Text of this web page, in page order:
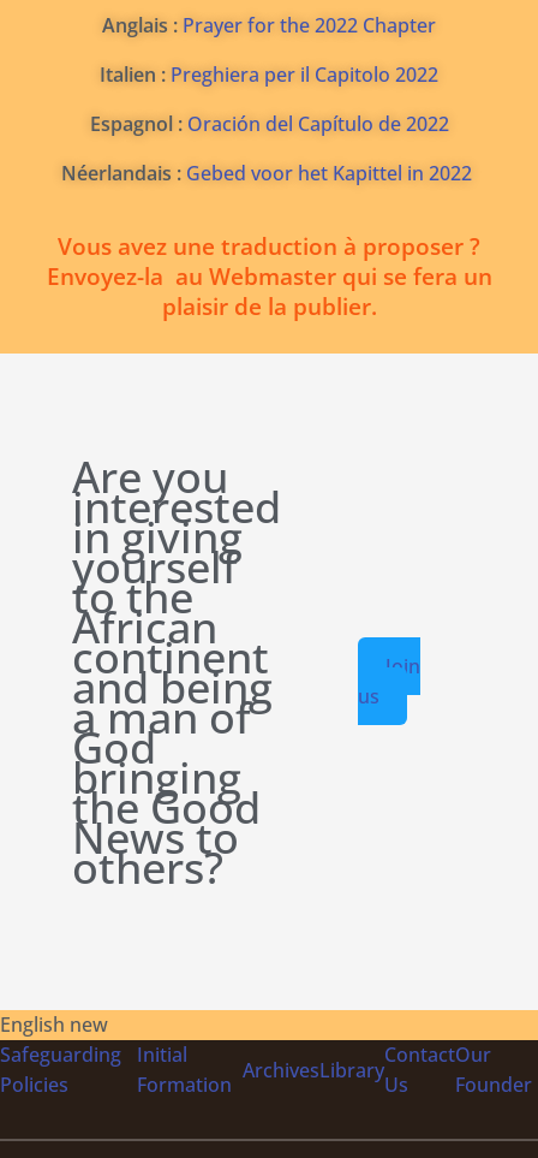
Anglais : Prayer for the 2022 Chapter
Italien : Preghiera per il Capitolo 2022
Espagnol : Oración del Capítulo de 2022
Néerlandais : Gebed voor het Kapittel in 2022
Vous avez une traduction à proposer ?
Envoyez-la au Webmaster qui se fera un
plaisir de la publier.
Are you
interested
in giving
yourself
to the
African
continent
and being
a man of
God
bringing
the Good
News to
others?
Join
us
English new
Safeguarding
Policies
Initial
Formation
ArchivesLibrary
Contact
Us
Our
Founder